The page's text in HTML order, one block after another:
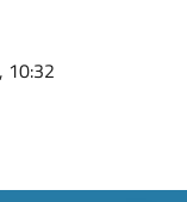
10:32